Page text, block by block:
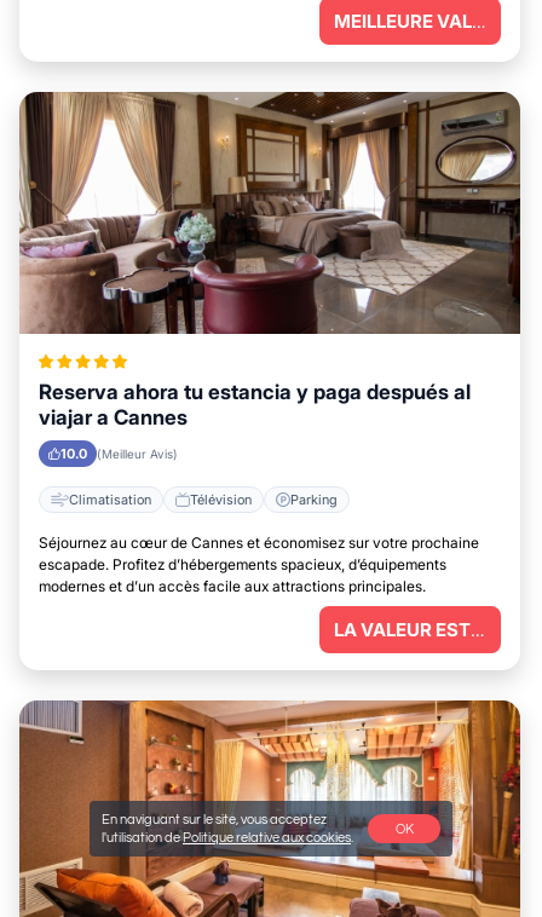
MEILLEURE VALEUR
Reserva ahora tu estancia y paga después al
viajar a Cannes
10.0 (Meilleur Avis)
Climatisation Télévision Parking
Séjournez au cœur de Cannes et économisez sur votre prochaine
escapade. Profitez d’hébergements spacieux, d’équipements
modernes et d’un accès facile aux attractions principales.
LA VALEUR EST IMBATTABLE
En naviguant sur le site, vous acceptez
l'utilisation dePolitique relative aux cookies
OK